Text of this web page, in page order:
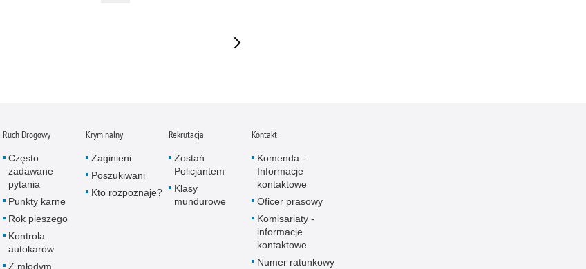
Ruch Drogowy
Często
zadawane
pytania
Punkty karne
Rok pieszego
Kontrola
autokarów
Z młodym
Kryminalny
Zaginieni
Poszukiwani
Kto rozpoznaje?
Rekrutacja
Zostań
Policjantem
Klasy
mundurowe
Kontakt
Komenda -
Informacje
kontaktowe
Oficer prasowy
Komisariaty -
informacje
kontaktowe
Numer ratunkowy